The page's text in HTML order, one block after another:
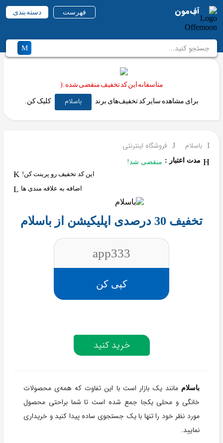
آفِ‌مون فهرست دسته بندی
متاسفانه این کد تخفیف منقضی شده :(
برای مشاهده سایر کد تخفیف‌های برند باسلام کلیک کن.
باسلام فروشگاه اینترنتی
مدت اعتبار : منقضی شد!
این کد تخفیف رو پرینت کن!
اضافه به علاقه مندی ها
تخفیف 30 درصدی اپلیکیشن از باسلام
app333
کپی کن
خرید کنید
باسلام مانند یک بازار است با این تفاوت که همه‌ی محصولات
خانگی و محلی یکجا جمع شده است تا شما براحتی محصول
مورد نظر خود را تنها با یک جستجوی ساده پیدا کنید و خریداری
نمایید.